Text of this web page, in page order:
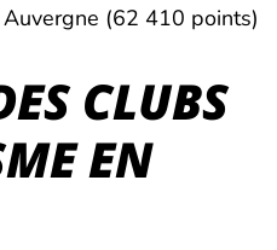
(62 410 points)
CLUBS
EN